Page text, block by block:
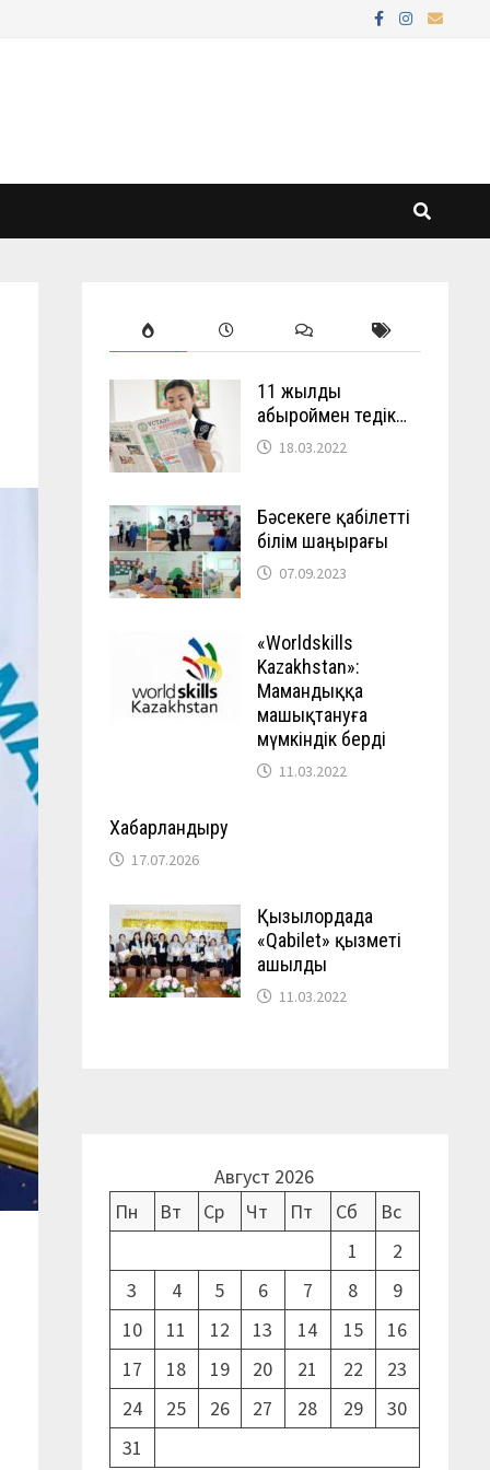
11 жылды
абыроймен өтедік…
18.03.2022
Бәсекеге қабілетті
білім шаңырағы
07.09.2023
«Worldskills
Kazakhstan»:
Мамандыққа
машықтануға
мүмкіндік берді
11.03.2022
Хабарландыру
17.07.2026
Қызылордада
«Qabilet» қызметі
ашылды
11.03.2022
Август 2026
Пн
Вт Ср Чт Пт Сб
Вс
1
2
3
4 5 6 7 8
9
10
11 12 13 14 15
16
17
18 19 20 21 22
23
24
25 26 27 28 29
30
31